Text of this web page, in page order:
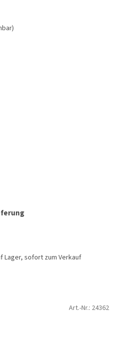
Lager, sofort zum Verkauf
Art.-Nr.: 24362